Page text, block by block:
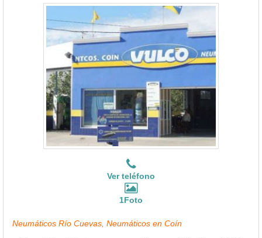
Ver teléfono
1Foto
Neumáticos Río Cuevas, Neumáticos en Coín